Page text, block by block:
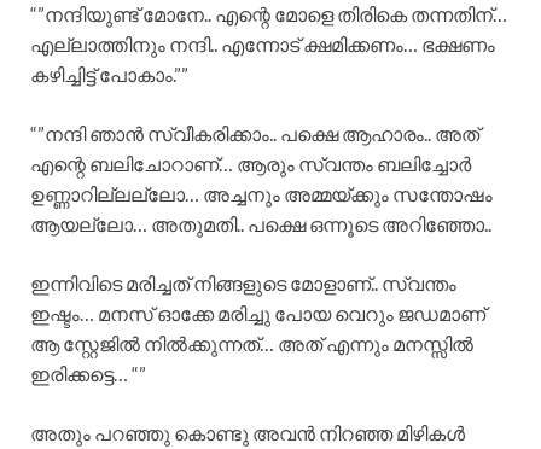
“”നന്ദിയുണ്ട് മോനേ.. എന്റെ മോളെ തിരികെ തന്നതിന്…
എല്ലാത്തിനും നന്ദി.. എന്നോട് ക്ഷമിക്കണം… ഭക്ഷണം
കഴിച്ചിട്ട് പോകാം.””
“”നന്ദി ഞാൻ സ്വീകരിക്കാം.. പക്ഷെ ആഹാരം.. അത്
എന്റെ ബലിചോറാണ്… ആരും സ്വന്തം ബലിച്ചോർ
ഉണ്ണാറില്ലല്ലോ… അച്ചനും അമ്മയ്ക്കും സന്തോഷം
ആയല്ലോ… അതുമതി.. പക്ഷെ ഒന്നൂടെ അറിഞ്ഞോ..
ഇന്നിവിടെ മരിച്ചത് നിങ്ങളുടെ മോളാണ്.. സ്വന്തം
ഇഷ്ടം… മനസ് ഓക്കേ മരിച്ചു പോയ വെറും ജഡമാണ്
ആ സ്റ്റേജിൽ നിൽക്കുന്നത്… അത് എന്നും മനസ്സിൽ
ഇരിക്കട്ടെ… “”
അതും പറഞ്ഞു കൊണ്ടു അവൻ നിറഞ്ഞ മിഴികൾ